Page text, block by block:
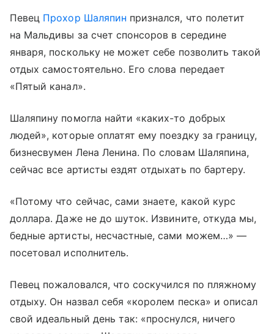
Певец Прохор Шаляпин признался, что полетит
на Мальдивы за счет спонсоров в середине
января, поскольку не может себе позволить такой
отдых самостоятельно. Его слова передает
«Пятый канал».
Шаляпину помогла найти «каких-то добрых
людей», которые оплатят ему поездку за границу,
бизнесвумен Лена Ленина. По словам Шаляпина,
сейчас все артисты ездят отдыхать по бартеру.
«Потому что сейчас, сами знаете, какой курс
доллара. Даже не до шуток. Извините, откуда мы,
бедные артисты, несчастные, сами можем…» —
посетовал исполнитель.
Певец пожаловался, что соскучился по пляжному
отдыху. Он назвал себя «королем песка» и описал
свой идеальный день так: «проснулся, ничего